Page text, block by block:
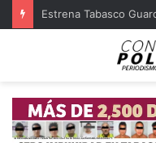
Estrena Tabasco